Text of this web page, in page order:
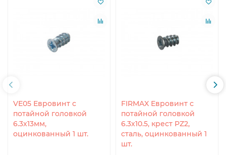
VE05 Евровинт с
потайной головкой
6.3х13мм,
оцинкованный 1 шт.
FIRMAX Евровинт с
потайной головкой
6.3х10.5, крест PZ2,
сталь, оцинкованный 1
шт.